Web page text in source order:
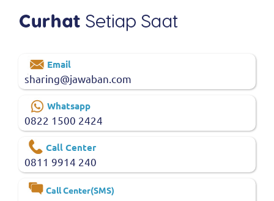
Email
sharing@jawaban.com
Whatsapp
0822 1500 2424
Call Center
0811 9914 240
Call Center(SMS)